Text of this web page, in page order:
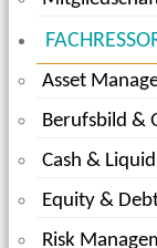
Asset
Berufsbild &
Cash &
Equity &
Risk